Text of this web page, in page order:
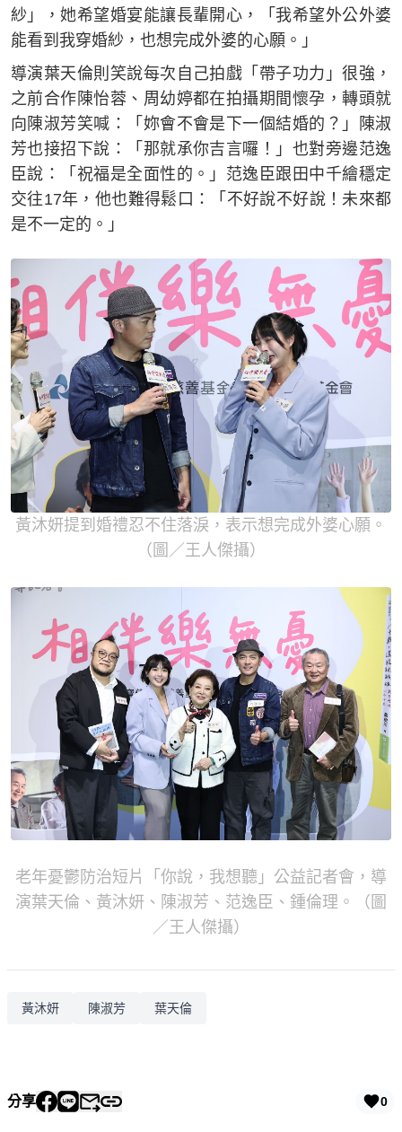
紗」，她希望婚宴能讓長輩開心，「我希望外公外婆
能看到我穿婚紗，也想完成外婆的心願。」
導演葉天倫則笑說每次自己拍戲「帶子功力」很強，
之前合作陳怡蓉、周幼婷都在拍攝期間懷孕，轉頭就
向陳淑芳笑喊：「妳會不會是下一個結婚的？」陳淑
芳也接招下說：「那就承你吉言囉！」也對旁邊范逸
臣說：「祝福是全面性的。」范逸臣跟田中千繪穩定
交往17年，他也難得鬆口：「不好說不好說！未來都
是不一定的。」
黃沐妍提到婚禮忍不住落淚，表示想完成外婆心願。
（圖／王人傑攝）
老年憂鬱防治短片「你說，我想聽」公益記者會，導
演葉天倫、黃沐妍、陳淑芳、范逸臣、鍾倫理。（圖
／王人傑攝）
黃沐妍 陳淑芳 葉天倫
分享 0